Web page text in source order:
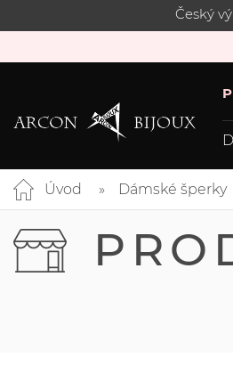
Český
Úvod Dámské šperky